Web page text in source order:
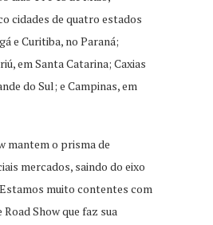
cidades de quatro estados
e Curitiba, no Paraná;
em Santa Catarina; Caxias
do Sul; e Campinas, em
mantem o prisma de
mercados, saindo do eixo
muito contentes com
Show que faz sua